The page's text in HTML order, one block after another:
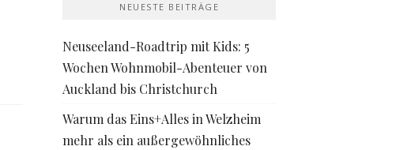
NEUESTE BEITRÄGE
Neuseeland-Roadtrip mit Kids: 5
Wochen Wohnmobil-Abenteuer von
Auckland bis Christchurch
Warum das Eins+Alles in Welzheim
mehr als ein außergewöhnliches